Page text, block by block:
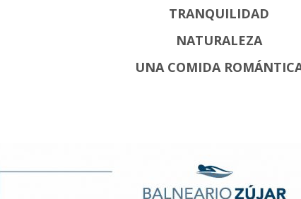
TRANQUILIDAD
NATURALEZA
UNA COMIDA